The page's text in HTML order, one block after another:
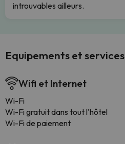
introuvables ailleurs.
Equipements et services
Wifi et Internet
Wi-Fi
Wi-Fi gratuit dans tout l'hôtel
Wi-Fi de paiement